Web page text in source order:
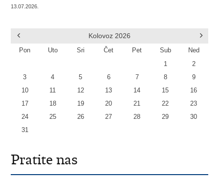
13.07.2026.
Kolovoz 2026
Pon Uto Sri Čet Pet Sub Ned
1
2
3
4 5 6 7 8
9
10
11 12 13 14 15
16
17
18 19 20 21 22
23
24
25 26 27 28 29
30
31
Pratite nas